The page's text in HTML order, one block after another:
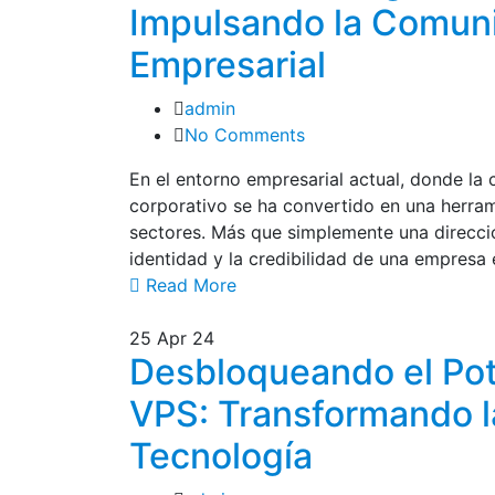
Impulsando la
Empresarial
admin
No Comments
En el entorno empresarial actual, donde
corporativo se ha convertido en una
sectores. Más que simplemente una
identidad y la credibilidad de una
Read More
25 Apr 24
Desbloqueando el
VPS: Transformando
Tecnología